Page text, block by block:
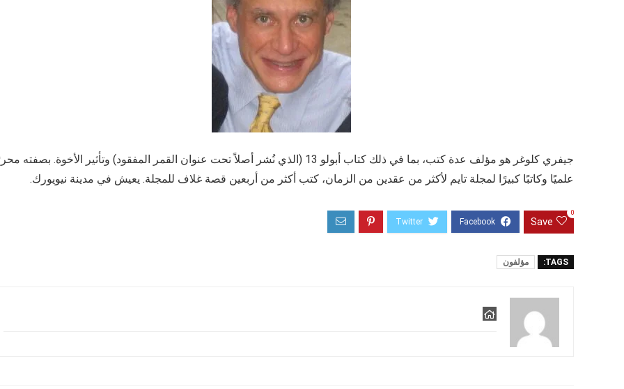
جيفري كلوغر هو مؤلف عدة كتب، بما في ذلك كتاب أبولو 13 (الذي نُشر أصلاً تحت عنوان القمر المفقود) وتأثير الأخوة. بصفته
علميًا وكاتبًا كبيرًا لمجلة تايم لأكثر من عقدين من الزمان، كتب أكثر من أربعين قصة غلاف للمجلة. يعيش في مدينة نيويورك.
Save
0
TAGS: مؤلفون